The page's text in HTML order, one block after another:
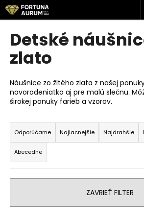
Prejsť
na
obsah
Detské
zlato
Náušnice zo žltého zlata z našej
novorodeniatko aj pre malú slečnu.
širokej ponuky farieb a vzorov.
R
a
d
e
n
p
Odporúčame Najlacnejšie Najdrahšie
Abecedne
ZAVRIEŤ FILTER
K
o
Č
o
p
o
t
e
b
u
j
e
e